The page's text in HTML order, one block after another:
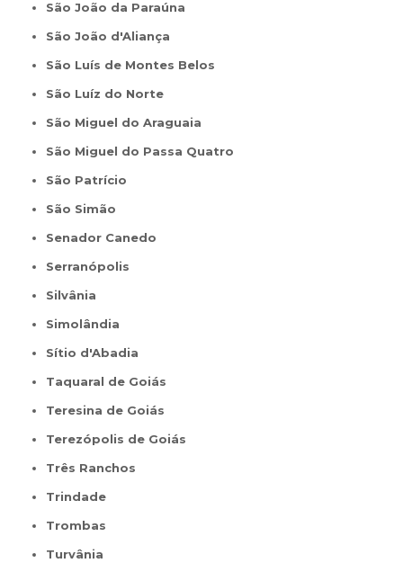
São João da Paraúna
São João d'Aliança
São Luís de Montes Belos
São Luíz do Norte
São Miguel do Araguaia
São Miguel do Passa Quatro
São Patrício
São Simão
Senador Canedo
Serranópolis
Silvânia
Simolândia
Sítio d'Abadia
Taquaral de Goiás
Teresina de Goiás
Terezópolis de Goiás
Três Ranchos
Trindade
Trombas
Turvânia